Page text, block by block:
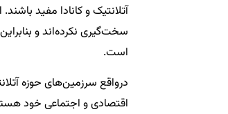
آتلانتیک و کانادا مفید
سخت‌گیری نکرده‌اند و
است.
درواقع سرزمین‌های حوزه
اقتصادی و اجتماعی خود